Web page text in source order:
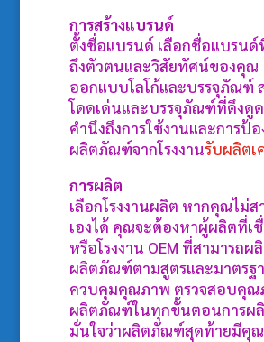
การสร้างแบรนด์
ตั้งชื่อแบรนด์ เลือกชื่อแบรน
ถึงตัวตนและวิสัยทัศน์ของคุณ
ออกแบบโลโก้และบรรจุภัณฑ์
โดดเด่นและบรรจุภัณฑ์ที่ดึงดู
คำนึงถึงการใช้งานและการป้
ผลิตภัณฑ์จากโรงงานรับผลิตเ
การผลิต
เลือกโรงงานผลิต หากคุณไม่ส
เองได้ คุณจะต้องหาผู้ผลิตที่เ
หรือโรงงาน OEM ที่สามารถผ
ผลิตภัณฑ์ตามสูตรและมาตรฐ
ควบคุมคุณภาพ ตรวจสอบคุณ
ผลิตภัณฑ์ในทุกขั้นตอนการผ
มั่นใจว่าผลิตภัณฑ์สุดท้ายมีคุ